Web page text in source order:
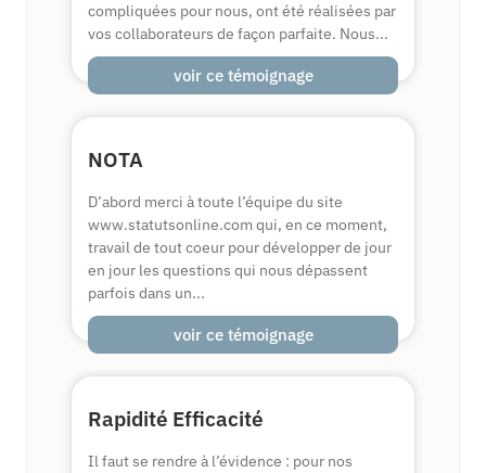
compliquées pour nous, ont été réalisées par
vos collaborateurs de façon parfaite. Nous...
voir ce témoignage
NOTA
D’abord merci à toute l’équipe du site
www.statutsonline.com qui, en ce moment,
travail de tout coeur pour développer de jour
en jour les questions qui nous dépassent
parfois dans un...
voir ce témoignage
Rapidité Efficacité
Il faut se rendre à l’évidence : pour nos